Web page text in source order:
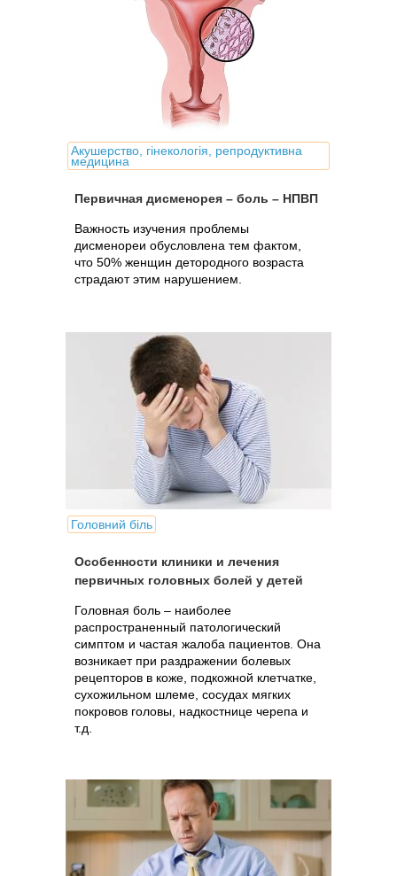
Акушерство, гінекологія, репродуктивна
медицина
Первичная дисменорея – боль – НПВП
Важность изучения проблемы
дисменореи обусловлена тем фактом,
что 50% женщин детородного возраста
страдают этим нарушением.
Головний біль
Особенности клиники и лечения
первичных головных болей у детей
Головная боль – наиболее
распространенный патологический
симптом и частая жалоба пациентов. Она
возникает при раздражении болевых
рецепторов в коже, подкожной клетчатке,
сухожильном шлеме, сосудах мягких
покровов головы, надкостнице черепа и
т.д.